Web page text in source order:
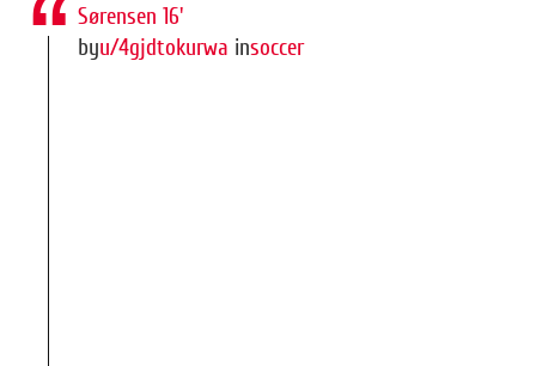
Sørensen 16'
byu/4gjdtokurwa insoccer